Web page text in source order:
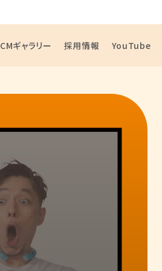
CMギャラリー 採用情報 YouTube